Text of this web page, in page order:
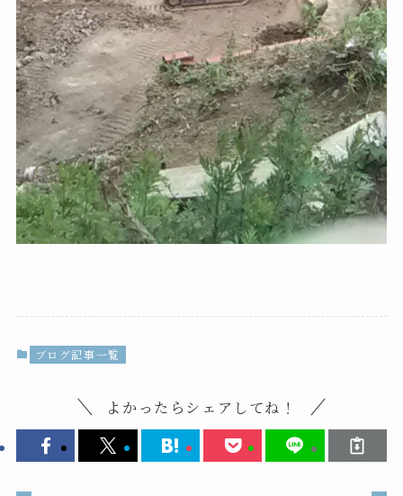
ブログ記事一覧
よかったらシェアしてね！